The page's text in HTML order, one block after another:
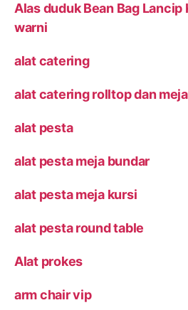
Alas duduk Bean Bag
warni
alat catering
alat catering rolltop dan meja
alat pesta
alat pesta meja bundar
alat pesta meja kursi
alat pesta round table
Alat prokes
arm chair vip